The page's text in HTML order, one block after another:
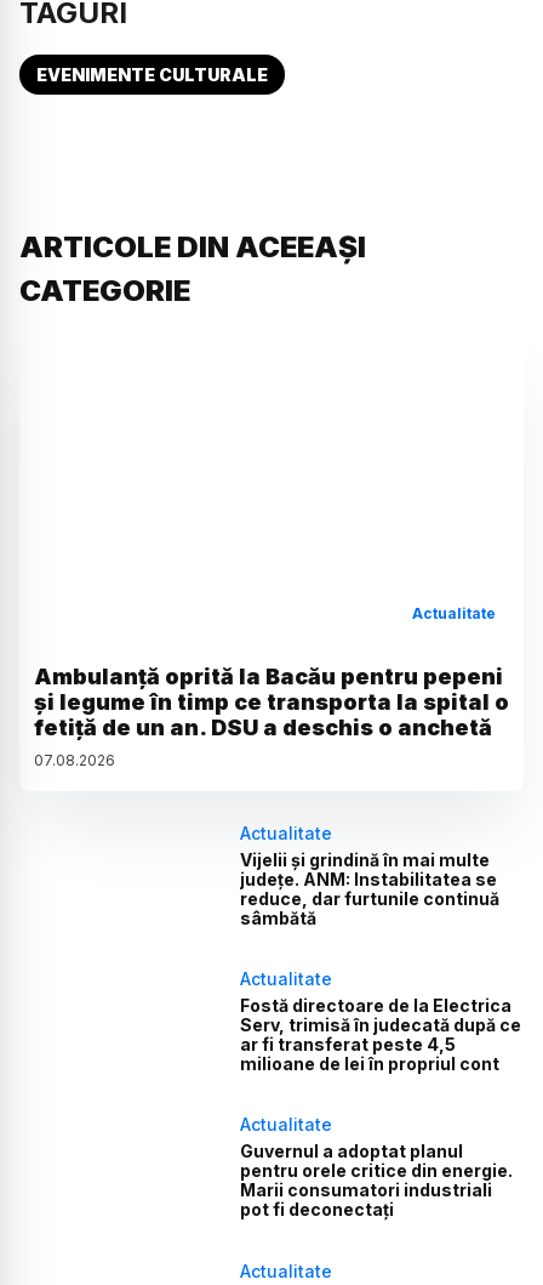
TAGURI
EVENIMENTE CULTURALE
ARTICOLE DIN ACEEAȘI
CATEGORIE
Actualitate
Ambulanță oprită la Bacău pentru pepeni
și legume în timp ce transporta la spital o
fetiță de un an. DSU a deschis o anchetă
07.08.2026
Actualitate
Vijelii și grindină în mai multe
județe. ANM: Instabilitatea se
reduce, dar furtunile continuă
sâmbătă
Actualitate
Fostă directoare de la Electrica
Serv, trimisă în judecată după ce
ar fi transferat peste 4,5
milioane de lei în propriul cont
Actualitate
Guvernul a adoptat planul
pentru orele critice din energie.
Marii consumatori industriali
pot fi deconectați
Actualitate